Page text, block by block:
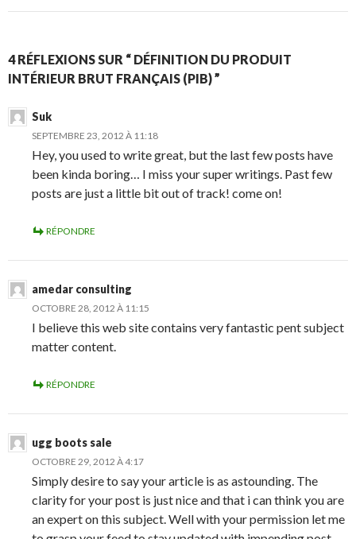
4 RÉFLEXIONS SUR “ DÉFINITION DU PRODUIT
INTÉRIEUR BRUT FRANÇAIS (PIB) ”
Suk
SEPTEMBRE 23, 2012 À 11:18
Hey, you used to write great, but the last few posts have
been kinda boring… I miss your super writings. Past few
posts are just a little bit out of track! come on!
RÉPONDRE
amedar consulting
OCTOBRE 28, 2012 À 11:15
I believe this web site contains very fantastic pent subject
matter content.
RÉPONDRE
ugg boots sale
OCTOBRE 29, 2012 À 4:17
Simply desire to say your article is as astounding. The
clarity for your post is just nice and that i can think you are
an expert on this subject. Well with your permission let me